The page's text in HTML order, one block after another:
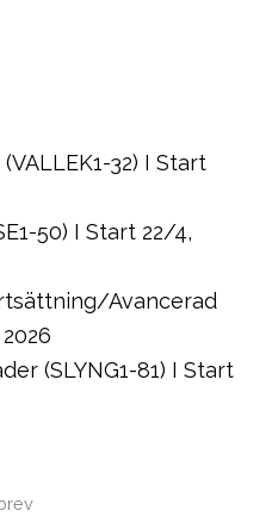
32) I Start
50) I Start 22/4,
Avancerad
(SLYNG1-81) I Start